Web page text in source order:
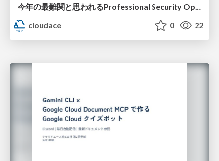
今年の最難関と思われるProfessional Security Operations Engineer の概要
cloudace
0 22